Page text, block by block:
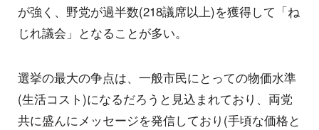
が強く、野党が過半数(218議席以上)を獲得して「ね
じれ議会」となることが多い。
選挙の最大の争点は、一般市民にとっての物価水準
(生活コスト)になるだろうと見込まれており、両党
共に盛んにメッセージを発信しており(手頃な価格と